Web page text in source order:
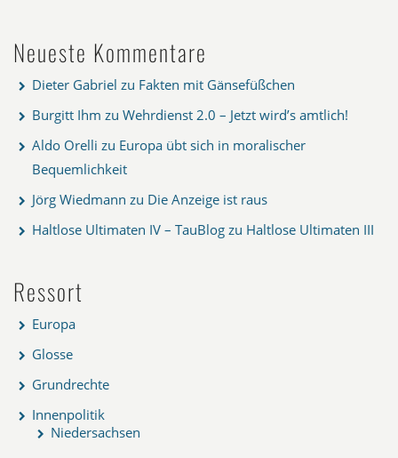
Neueste Kommentare
Dieter Gabriel zu Fakten mit Gänsefüßchen
Burgitt Ihm zu Wehrdienst 2.0 – Jetzt wird’s amtlich!
Aldo Orelli zu Europa übt sich in moralischer
Bequemlichkeit
Jörg Wiedmann zu Die Anzeige ist raus
Haltlose Ultimaten IV – TauBlog zu Haltlose Ultimaten III
Ressort
Europa
Glosse
Grundrechte
Innenpolitik
Niedersachsen